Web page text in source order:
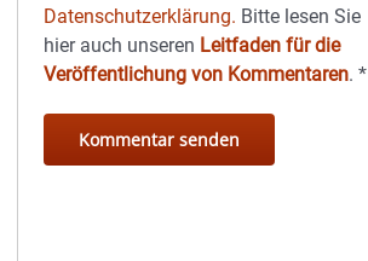
Datenschutzerklärung. Bitte lesen Sie
hier auch unseren Leitfaden für die
Veröffentlichung von Kommentaren.*